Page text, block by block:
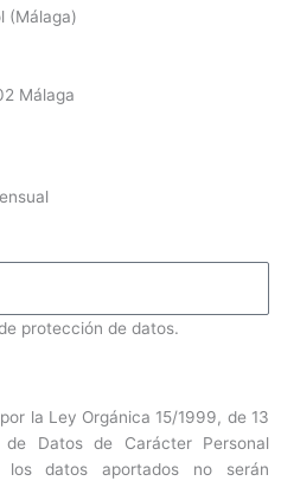
(Málaga)
Málaga
protección de datos.
la Ley Orgánica 15/1999, de 13
Datos de Carácter Personal
los datos aportados no serán